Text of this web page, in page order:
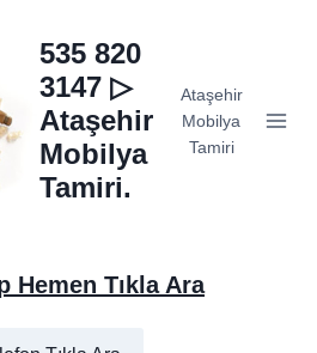
535 820
3147 ▷
Ataşehir
Mobilya
Tamiri.
Ataşehir
Mobilya
Tamiri
Hemen Tıkla Ara